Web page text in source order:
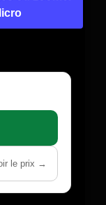
le prix →